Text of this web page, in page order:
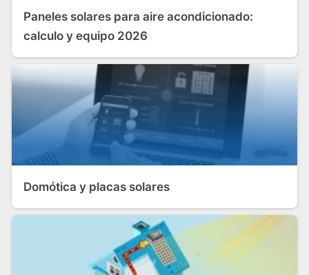
Paneles solares para aire acondicionado:
calculo y equipo 2026
Domótica y placas solares